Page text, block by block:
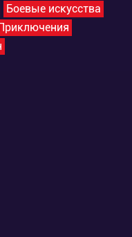
Боевые искусства